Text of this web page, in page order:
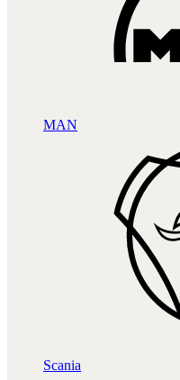
MAN
Scania